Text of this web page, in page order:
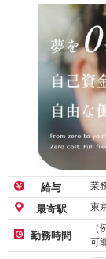
給与 業
最寄駅 東
勤務時間
可